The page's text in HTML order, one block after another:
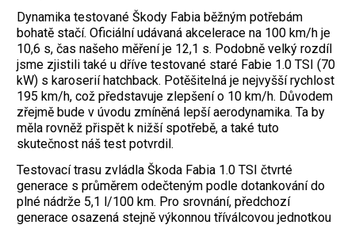
Dynamika testované Škody Fabia běžným potřebám
bohatě stačí. Oficiální udávaná akcelerace na 100 km/h je
10,6 s, čas našeho měření je 12,1 s. Podobně velký rozdíl
jsme zjistili také u dříve testované staré Fabie 1.0 TSI (70
kW) s karoserií hatchback. Potěšitelná je nejvyšší rychlost
195 km/h, což představuje zlepšení o 10 km/h. Důvodem
zřejmě bude v úvodu zmíněná lepší aerodynamika. Ta by
měla rovněž přispět k nižší spotřebě, a také tuto
skutečnost náš test potvrdil.
Testovací trasu zvládla Škoda Fabia 1.0 TSI čtvrté
generace s průměrem odečteným podle dotankování do
plné nádrže 5,1 l/100 km. Pro srovnání, předchozí
generace osazená stejně výkonnou tříválcovou jednotkou